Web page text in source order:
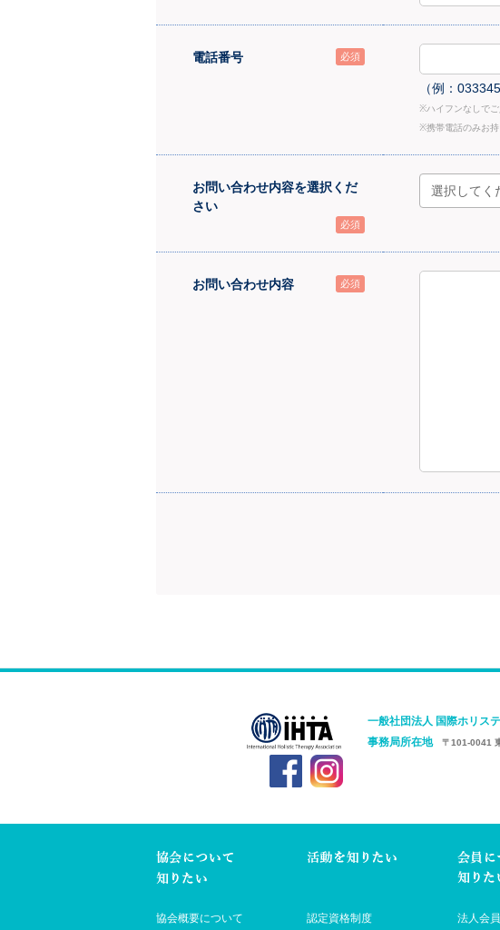
電話番号 必須
（例：
※ハイフンなしでご
※携帯電話のみお持
お問い合わせ内容を選択くだ
さい
必須
選択してく
お問い合わせ内容 必須
一般社団法人 国際ホリス
事務局所在地
〒101-0041
協会概要について 認定資格制度 法人会